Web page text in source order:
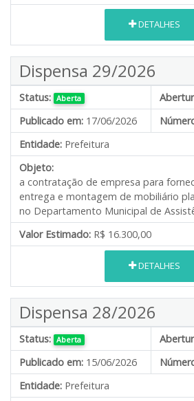
DETALHES
Dispensa 29/2026
Status: Aberta
Publicado em: 17/06/2026
Entidade: Prefeitura
Objeto:
a contratação de empresa para
entrega e montagem de mobiliário
no Departamento Municipal de
Valor Estimado: R$ 16.300,00
DETALHES
Dispensa 28/2026
Status: Aberta
Publicado em: 15/06/2026
Entidade: Prefeitura